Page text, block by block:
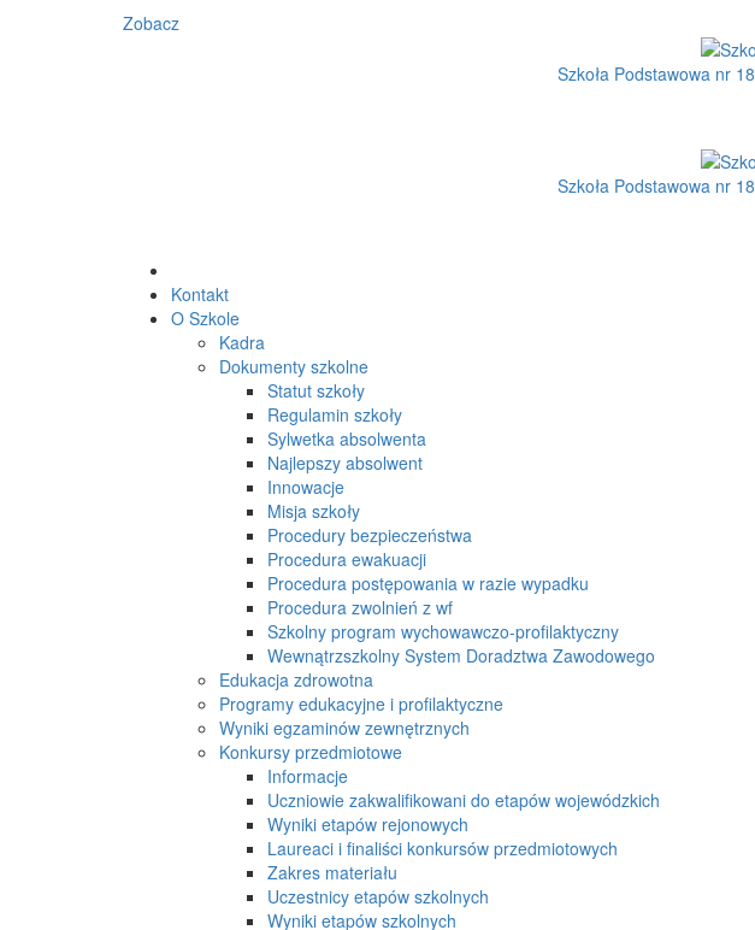
Zobacz
Szkoła Podstawowa nr 18
Szkoła Podstawowa nr 18
Kontakt
O Szkole
Kadra
Dokumenty szkolne
Statut szkoły
Regulamin szkoły
Sylwetka absolwenta
Najlepszy absolwent
Innowacje
Misja szkoły
Procedury bezpieczeństwa
Procedura ewakuacji
Procedura postępowania w razie wypadku
Procedura zwolnień z wf
Szkolny program wychowawczo-profilaktyczny
Wewnątrzszkolny System Doradztwa Zawodowego
Edukacja zdrowotna
Programy edukacyjne i profilaktyczne
Wyniki egzaminów zewnętrznych
Konkursy przedmiotowe
Informacje
Uczniowie zakwalifikowani do etapów wojewódzkich
Wyniki etapów rejonowych
Laureaci i finaliści konkursów przedmiotowych
Zakres materiału
Uczestnicy etapów szkolnych
Wyniki etapów szkolnych